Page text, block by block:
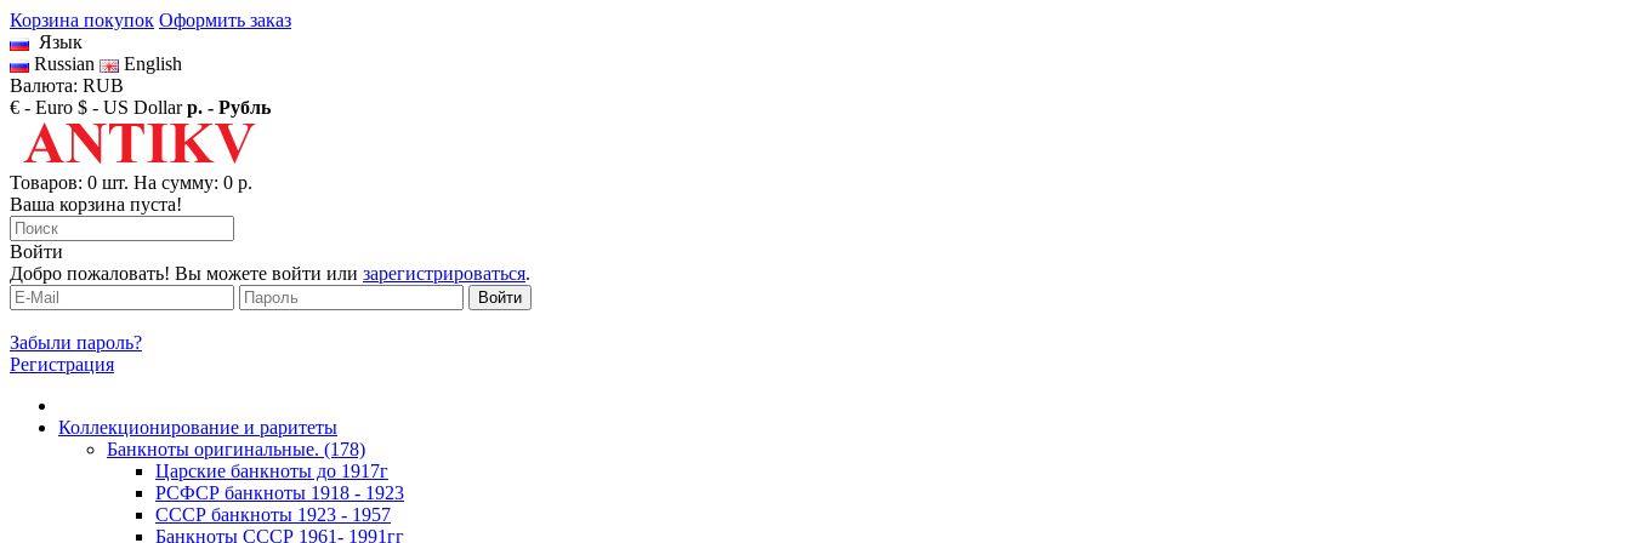
Корзина покупок Оформить заказ
Язык
Russian
English
Валюта: RUB
€ - Euro $ - US Dollar р. - Рубль
Товаров: 0 шт. На сумму: 0 р.
Ваша корзина пуста!
Войти
Добро пожаловать! Вы можете войти или зарегистрироваться.
Забыли пароль?
Регистрация
Коллекционирование и раритеты
Банкноты оригинальные. (178)
Царские банкноты до 1917г
РСФСР банкноты 1918 - 1923
CССР банкноты 1923 - 1957
Банкноты CCCР 1961- 1991гг